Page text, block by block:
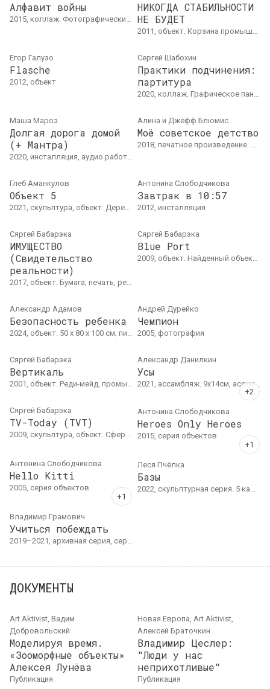
Алфавит войны
2015, коллаж. Фотографический коллаж
НИКОГДА СТАБИЛЬНОСТИ
НЕ БУДЕТ
2011, объект. Корзина промышленного типа (© Wanzl, модель EL75, 2010)
Егор Галузо
Flasche
2012, объект
Сергей Шабохин
Практики подчинения:
партитура
2020, коллаж. Графическое панно. Размер варьируется
Маша Мароз
Долгая дорога домой
(+ Мантра)
2020, инсталляция, аудио работа. Инсталляция "Долгий путь домой": 3D, стекло, свечи, зеркала, синтетическая ткань. Звук "Мантра": 10'21
Алина и Джефф Блюмис
Моё советское детство
2018, печатное произведение. Серия принтов
Глеб Аманкулов
Объект 5
2021, скульптура, объект. Дерево, выемка, крепежный ремень. 25 x 75 см
Антонина Слободчикова
Завтрак в 10:57
2012, инсталляция
Сяргей Бабарэка
ИМУЩЕСТВО
(Свидетельство
реальности)
2017, объект. Бумага, печать, резина. 5,3 х 28,6 х 5,4 см
Сяргей Бабарэка
Blue Port
2009, объект. Найденный объект, цифровая печать
Александр Адамов
Безопасность ребенка
2024, объект. 50 х 80 х 100 см; пищевая фольга, металл, пластик
Андрей Дурейко
Чемпион
2005, фотография
Сяргей Бабарэка
Вертикаль
2001, объект. Реди-мейд, промышленный вид. 21 x 18 x 19 см.
Александр Данилкин
Усы
2021, ассамбляж. 9х14см, ассамбляж
Сяргей Бабарэка
TV-Today (TVT)
2009, скульптура, объект. Сферическое зеркало, пластик, металл, печать.Модальная скульптура.36 × 24,2 × 7,7 cм.Частная коллекция
Антонина Слободчикова
Heroes Only Heroes
2015, серия объектов
Антонина Слободчикова
Hello Kitti
2005, серия объектов
Леся Пчёлка
Базы
2022, скульптурная серия. 5 каменных скульптур с камерами видеонаблюдения и планшетами
Владимир Грамович
Учиться побеждать
2019–2021, архивная серия, серия росписей. Из серии "Держать ежа голыми руками". Роспись на стене, акрил, 150 см x 280 см
ДОКУМЕНТЫ
Art Aktivist, Вадим
Добровольский
Моделируя время.
«Зооморфные объекты»
Алексея Лунёва
публикация
Новая Европа, Art Aktivist,
Алексей Браточкин
Владимир Цеслер:
"Люди у нас
неприхотливые"
публикация